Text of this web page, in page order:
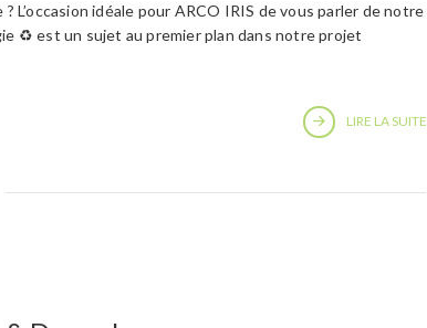
L’occasion idéale pour ARCO IRIS de vous parler de notre
♻️ est un sujet au premier plan dans notre projet
LIRE LA SUITE